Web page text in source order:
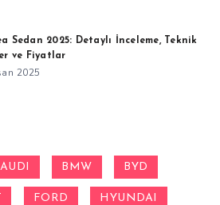
Sedan 2025: Detaylı İnceleme, Teknik
ve Fiyatlar
2025
AUDI BMW BYD
FORD HYUNDAI